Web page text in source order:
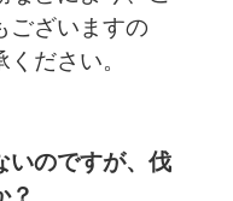
ございますの
ださい。
いのですが、伐